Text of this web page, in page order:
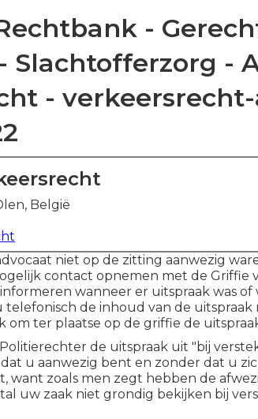
-
Slachtofferzorg -
-
België
niet op de zitting aanwezig
contact opnemen met de Griffie
wanneer er uitspraak was of
telefonisch de inhoud van de
om ter plaatse op de griffie de
de uitspraak uit "bij
u aanwezig bent en zonder dat u
want zoals men zegt hebben de
uw zaak niet grondig bekijken bij